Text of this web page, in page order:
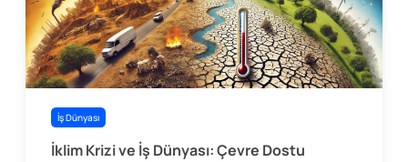
İş Dünyası
İklim Krizi ve İş Dünyası: Çevre Dostu